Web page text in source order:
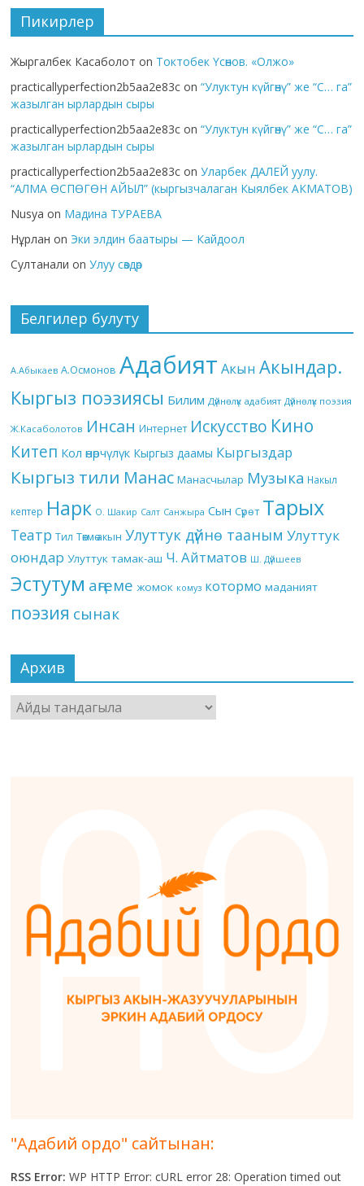
Пикирлер
Жыргалбек Касаболот on Токтобек Үсөнов. «Олжо»
practicallyperfection2b5aa2e83c on“Улуктун күйгөнү” же “С… га”
жазылган ырлардын сыры
practicallyperfection2b5aa2e83c on“Улуктун күйгөнү” же “С… га”
жазылган ырлардын сыры
practicallyperfection2b5aa2e83c onУларбек ДАЛЕЙ уулу.
“АЛМА ӨСПӨГӨН АЙЫЛ” (кыргызчалаган Кыялбек АКМАТОВ)
Nusya on Мадина ТУРАЕВА
Нұрлан on Эки элдин баатыры — Кайдоол
Султанали onУлуу сөздөр
Белгилер булуту
А.Абыкаев А.Осмонов Адабият Акын Акындар.
Кыргыз поэзиясы Билим Дүйнөлүк адабият Дүйнөлүк поэзия
Ж.Касаболотов Инсан Интернет Искусство Кино
Китеп Кол өнөрчүлүк Кыргыз даамы Кыргыздар
Кыргыз тили Манас Манасчылар Музыка Накыл
кептер Нарк О. Шакир Салт Санжыра Сын Сүрөт Тарых
Театр Тил Төкмө акын Улуттук дүйнө тааным Улуттук
оюндар Улуттук тамак-аш Ч. Айтматов Ш. Дүйшеев
Эстутум аңгеме жомок комуз котормо маданият
поэзия сынак
Архив
Архив
"Адабий ордо" сайтынан:
RSS Error: WP HTTP Error: cURL error 28: Operation timed out